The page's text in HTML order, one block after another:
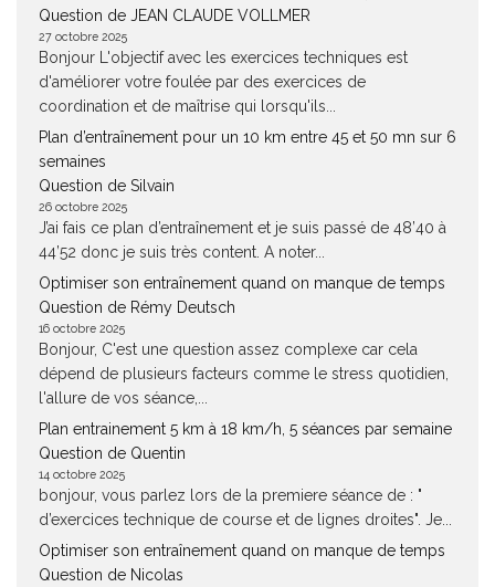
Question de JEAN CLAUDE VOLLMER
27 octobre 2025
Bonjour L'objectif avec les exercices techniques est
d'améliorer votre foulée par des exercices de
coordination et de maîtrise qui lorsqu'ils...
Plan d’entraînement pour un 10 km entre 45 et 50 mn sur 6
semaines
Question de Silvain
26 octobre 2025
J’ai fais ce plan d’entraînement et je suis passé de 48’40 à
44’52 donc je suis très content. A noter...
Optimiser son entraînement quand on manque de temps
Question de Rémy Deutsch
16 octobre 2025
Bonjour, C'est une question assez complexe car cela
dépend de plusieurs facteurs comme le stress quotidien,
l'allure de vos séance,...
Plan entrainement 5 km à 18 km/h, 5 séances par semaine
Question de Quentin
14 octobre 2025
bonjour, vous parlez lors de la premiere séance de : "
d’exercices technique de course et de lignes droites". Je...
Optimiser son entraînement quand on manque de temps
Question de Nicolas